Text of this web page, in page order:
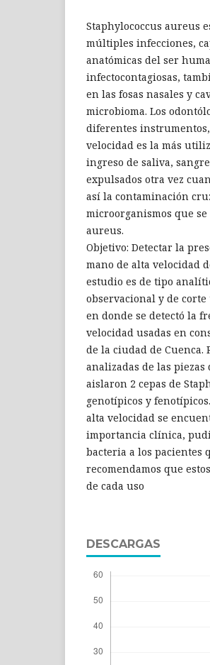
Staphylococcus aureus
múltiples infecciones,
anatómicas del ser
infectocontagiosas,
en las fosas nasales y
microbioma. Los
diferentes
velocidad es la más
ingreso de saliva,
expulsados otra vez
así la contaminación
microorganismos que
aureus.
Objetivo: Detectar la
mano de alta velocidad
estudio es de tipo
observacional y de
en donde se detectó la
velocidad usadas en
de la ciudad de Cuenca.
analizadas de las piezas
aislaron 2 cepas de
genotípicos y
alta velocidad se
importancia clínica,
bacteria a los pacientes
recomendamos que
de cada uso
DESCARGAS